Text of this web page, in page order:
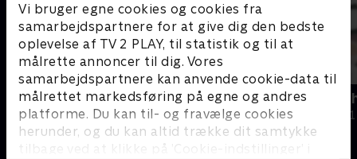
Vi bruger egne cookies og cookies fra
samarbejdspartnere for at give dig den bedste
oplevelse af TV 2 PLAY, til statistik og til at
målrette annoncer til dig. Vores
samarbejdspartnere kan anvende cookie-data til
målrettet markedsføring på egne og andres
platforme. Du kan til- og fravælge cookies
herunder, og du kan altid trække dit samtykke
tilbage ved at klikke på ’Cookie-indstillinger’ i
Pigen på den lukkede
Dokumentar • 1 sæsoner
De usynlige
Dokumentar •